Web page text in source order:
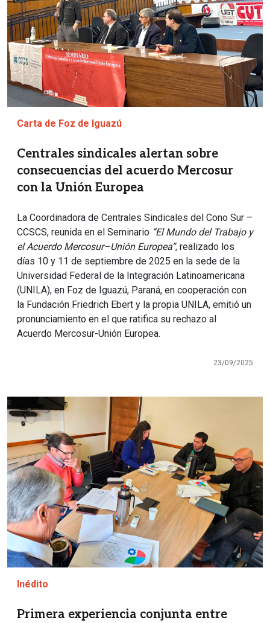
Carta de Foz de Iguazú
Centrales sindicales alertan sobre
consecuencias del acuerdo Mercosur
con la Unión Europea
La Coordinadora de Centrales Sindicales del Cono Sur –
CCSCS, reunida en el Seminario “El Mundo del Trabajo y
el Acuerdo Mercosur–Unión Europea”, realizado los
días 10 y 11 de septiembre de 2025 en la sede de la
Universidad Federal de la Integración Latinoamericana
(UNILA), en Foz de Iguazú, Paraná, en cooperación con
la Fundación Friedrich Ebert y la propia UNILA, emitió un
pronunciamiento en el que ratifica su rechazo al
Acuerdo Mercosur-Unión Europea.
23/09/2025
Imagen
Inédito
Primera experiencia conjunta entre